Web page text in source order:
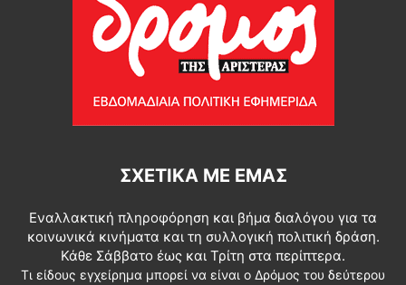
ΣΧΕΤΙΚΆ ΜΕ ΕΜΆΣ
Εναλλακτική πληροφόρηση και βήμα διαλόγου για τα
κοινωνικά κινήματα και τη συλλογική πολιτική δράση.
Κάθε Σάββατο έως και Τρίτη στα περίπτερα.
Τι είδους εγχείρημα μπορεί να είναι ο Δρόμος του δεύτερου